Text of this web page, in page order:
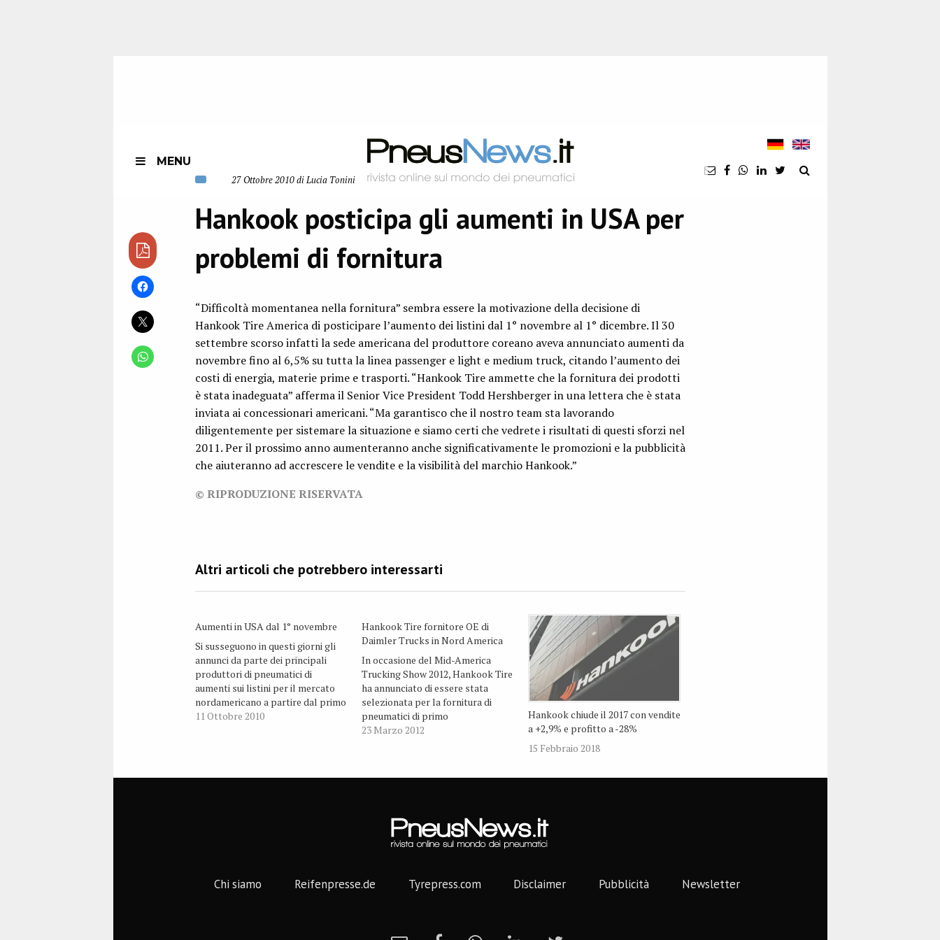
MENU
27 Ottobre 2010 di Lucia Tonini
Hankook posticipa gli aumenti in USA per
problemi di fornitura
“Difficoltà momentanea nella fornitura” sembra essere la motivazione della decisione di
Hankook Tire America di posticipare l’aumento dei listini dal 1° novembre al 1° dicembre. Il 30
settembre scorso infatti la sede americana del produttore coreano aveva annunciato aumenti da
novembre fino al 6,5% su tutta la linea passenger e light e medium truck, citando l’aumento dei
costi di energia, materie prime e trasporti. “Hankook Tire ammette che la fornitura dei prodotti
è stata inadeguata” afferma il Senior Vice President Todd Hershberger in una lettera che è stata
inviata ai concessionari americani. “Ma garantisco che il nostro team sta lavorando
diligentemente per sistemare la situazione e siamo certi che vedrete i risultati di questi sforzi nel
2011. Per il prossimo anno aumenteranno anche significativamente le promozioni e la pubblicità
che aiuteranno ad accrescere le vendite e la visibilità del marchio Hankook.”
© RIPRODUZIONE RISERVATA
Aumenti in USA dal 1° novembre
Si susseguono in questi giorni gli
annunci da parte dei principali
produttori di pneumatici di
aumenti sui listini per il mercato
nordamericano a partire dal primo
novembre. Dopo Hankook,
11 Ottobre 2010
Hankook Tire fornitore OE di
Daimler Trucks in Nord America
In occasione del Mid-America
Trucking Show 2012, Hankook Tire
ha annunciato di essere stata
selezionata per la fornitura di
pneumatici di primo
equipaggiamento dal produttore
23 Marzo 2012
Hankook chiude il 2017 con vendite
a +2,9% e profitto a -28%
15 Febbraio 2018
Chi siamo Reifenpresse.de Tyrepress.com Disclaimer Pubblicità Newsletter